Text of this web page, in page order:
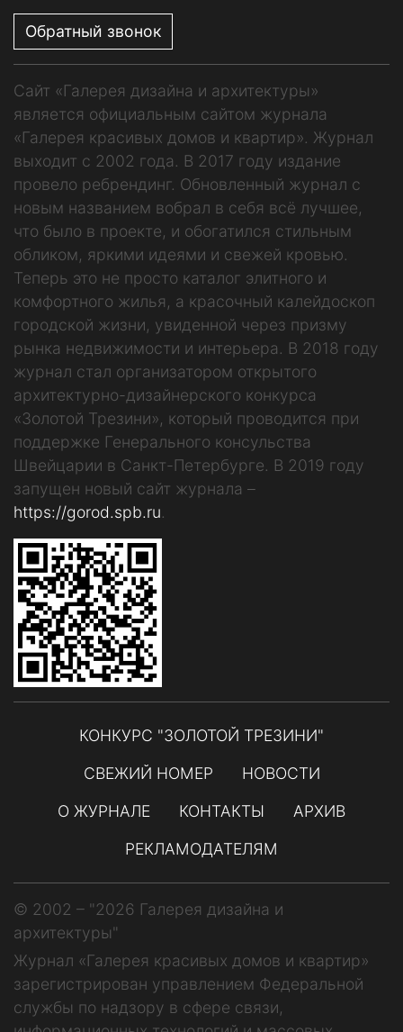
Обратный звонок
Сайт «Галерея дизайна и архитектуры»
является официальным сайтом журнала
«Галерея красивых домов и квартир». Журнал
выходит с 2002 года. В 2017 году издание
провело ребрендинг. Обновленный журнал с
новым названием вобрал в себя всё лучшее,
что было в проекте, и обогатился стильным
обликом, яркими идеями и свежей кровью.
Теперь это не просто каталог элитного и
комфортного жилья, а красочный калейдоскоп
городской жизни, увиденной через призму
рынка недвижимости и интерьера. В 2018 году
журнал стал организатором открытого
архитектурно-дизайнерского конкурса
«Золотой Трезини», который проводится при
поддержке Генерального консульства
Швейцарии в Санкт-Петербурге. В 2019 году
запущен новый сайт журнала –
https://gorod.spb.ru.
КОНКУРС "ЗОЛОТОЙ ТРЕЗИНИ"
СВЕЖИЙ НОМЕР
НОВОСТИ
О ЖУРНАЛЕ
КОНТАКТЫ
АРХИВ
РЕКЛАМОДАТЕЛЯМ
© 2002 – "2026 Галерея дизайна и
архитектуры"
Журнал «Галерея красивых домов и квартир»
зарегистрирован управлением Федеральной
службы по надзору в сфере связи,